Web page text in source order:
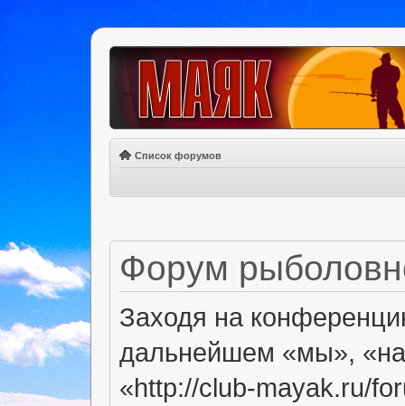
Список форумов
Форум
Заходя на
дальнейшем «мы»,
«http://club-mayak.ru/